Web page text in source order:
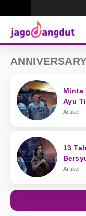
Minta
Ayu
Artikel
13
Artikel